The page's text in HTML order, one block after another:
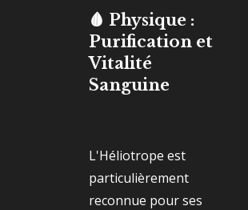
🩸 Physique :
Purification et
Vitalité
Sanguine
L'Héliotrope est
particulièrement
reconnue pour ses